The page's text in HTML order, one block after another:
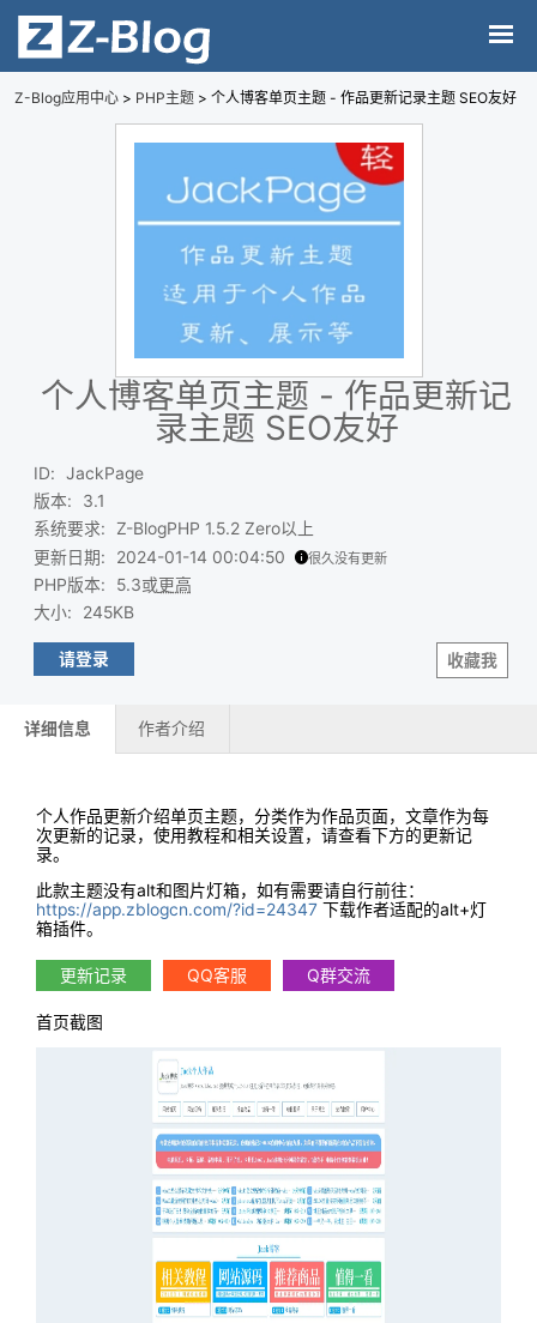
Z-Blog应用中心 > PHP主题 > 个人博客单页主题 - 作品更新记录主题 SEO友好
个人博客单页主题 - 作品更新记
录主题 SEO友好
ID:
JackPage
版本:
3.1
系统要求:
Z-BlogPHP 1.5.2 Zero以上
更新日期: 2024-01-14 00:04:50 很久没有更新
PHP版本: 5.3或更高
大小: 245KB
收藏我
请登录
详细信息 作者介绍
个人作品更新介绍单页主题，分类作为作品页面，文章作为每
次更新的记录，使用教程和相关设置，请查看下方的更新记
录。
此款主题没有alt和图片灯箱，如有需要请自行前往：
https://app.zblogcn.com/?id=24347 下载作者适配的alt+灯
箱插件。
更新记录 QQ客服 Q群交流
首页截图